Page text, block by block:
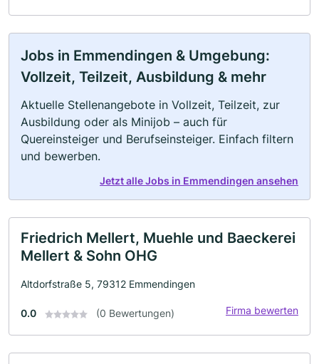
Jobs in Emmendingen & Umgebung:
Vollzeit, Teilzeit, Ausbildung & mehr
Aktuelle Stellenangebote in Vollzeit, Teilzeit, zur
Ausbildung oder als Minijob – auch für
Quereinsteiger und Berufseinsteiger. Einfach filtern
und bewerben.
Jetzt alle Jobs in Emmendingen ansehen
Friedrich Mellert, Muehle und Baeckerei
Mellert & Sohn OHG
Altdorfstraße 5, 79312 Emmendingen
0.0 (0 Bewertungen) Firma bewerten